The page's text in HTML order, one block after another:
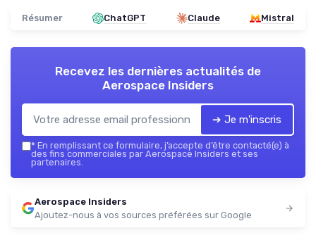
Résumer ChatGPT Claude Mistral
Recevez les dernières actualités de
Aerospace Insiders
➔ Je m'inscris
* En remplissant ce formulaire, j’accepte d’être contacté(e) à
des fins commerciales par Aerospace Insiders et ses
partenaires.
Aerospace Insiders
Ajoutez-nous à vos sources préférées sur Google